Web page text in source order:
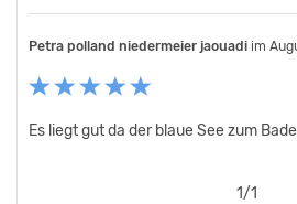
Petra polland niedermeier jaouadi im
Es liegt gut da der blaue See zum
1/1